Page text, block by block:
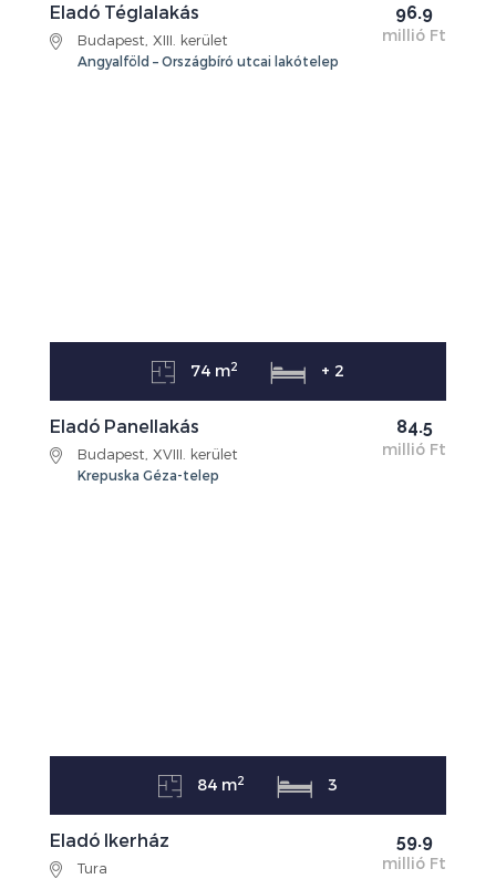
96.9
millió Ft
Eladó Téglalakás
Budapest, XIII. kerület
Angyalföld – Országbíró utcai lakótelep
74 m2 + 2
84.5
millió Ft
Eladó Panellakás
Budapest, XVIII. kerület
Krepuska Géza-telep
84 m2 3
59.9
millió Ft
Eladó Ikerház
Tura